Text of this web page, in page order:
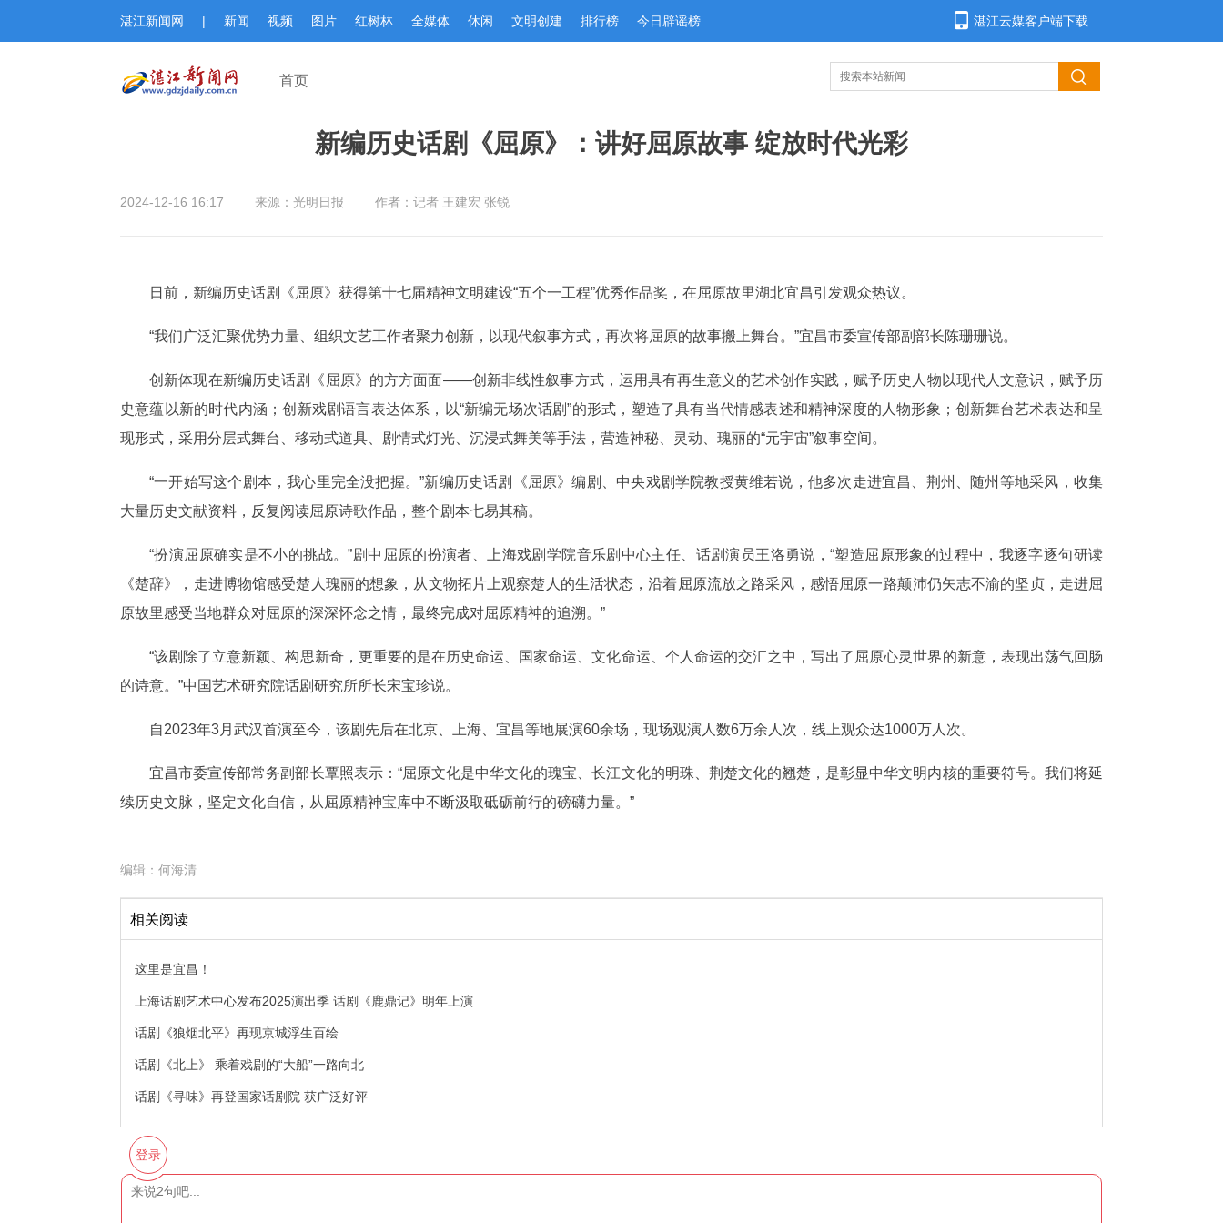
湛江新闻网 | 新闻 视频 图片 红树林 全媒体 休闲 文明创建 排行榜 今日辟谣榜 湛江云媒客户端下载
首页
新编历史话剧《屈原》：讲好屈原故事 绽放时代光彩
2024-12-16 16:17 来源：光明日报 作者：记者 王建宏 张锐
日前，新编历史话剧《屈原》获得第十七届精神文明建设“五个一工程”优秀作品奖，在屈原故里湖北宜昌引发观众热议。
“我们广泛汇聚优势力量、组织文艺工作者聚力创新，以现代叙事方式，再次将屈原的故事搬上舞台。”宜昌市委宣传部副部长陈珊珊说。
创新体现在新编历史话剧《屈原》的方方面面——创新非线性叙事方式，运用具有再生意义的艺术创作实践，赋予历史人物以现代人文意识，赋予历
史意蕴以新的时代内涵；创新戏剧语言表达体系，以“新编无场次话剧”的形式，塑造了具有当代情感表述和精神深度的人物形象；创新舞台艺术表达和呈
现形式，采用分层式舞台、移动式道具、剧情式灯光、沉浸式舞美等手法，营造神秘、灵动、瑰丽的“元宇宙”叙事空间。
“一开始写这个剧本，我心里完全没把握。”新编历史话剧《屈原》编剧、中央戏剧学院教授黄维若说，他多次走进宜昌、荆州、随州等地采风，收集
大量历史文献资料，反复阅读屈原诗歌作品，整个剧本七易其稿。
“扮演屈原确实是不小的挑战。”剧中屈原的扮演者、上海戏剧学院音乐剧中心主任、话剧演员王洛勇说，“塑造屈原形象的过程中，我逐字逐句研读
《楚辞》，走进博物馆感受楚人瑰丽的想象，从文物拓片上观察楚人的生活状态，沿着屈原流放之路采风，感悟屈原一路颠沛仍矢志不渝的坚贞，走进屈
原故里感受当地群众对屈原的深深怀念之情，最终完成对屈原精神的追溯。”
“该剧除了立意新颖、构思新奇，更重要的是在历史命运、国家命运、文化命运、个人命运的交汇之中，写出了屈原心灵世界的新意，表现出荡气回肠
的诗意。”中国艺术研究院话剧研究所所长宋宝珍说。
自2023年3月武汉首演至今，该剧先后在北京、上海、宜昌等地展演60余场，现场观演人数6万余人次，线上观众达1000万人次。
宜昌市委宣传部常务副部长覃照表示：“屈原文化是中华文化的瑰宝、长江文化的明珠、荆楚文化的翘楚，是彰显中华文明内核的重要符号。我们将延
续历史文脉，坚定文化自信，从屈原精神宝库中不断汲取砥砺前行的磅礴力量。”
编辑： 何海清
相关阅读
这里是宜昌！
上海话剧艺术中心发布2025演出季 话剧《鹿鼎记》明年上演
话剧《狼烟北平》再现京城浮生百绘
话剧《北上》 乘着戏剧的“大船”一路向北
话剧《寻味》再登国家话剧院 获广泛好评
登录